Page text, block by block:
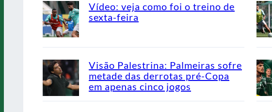
Vídeo: veja como foi o treino de
sexta-feira
Visão Palestrina: Palmeiras sofre
metade das derrotas pré-Copa
em apenas cinco jogos